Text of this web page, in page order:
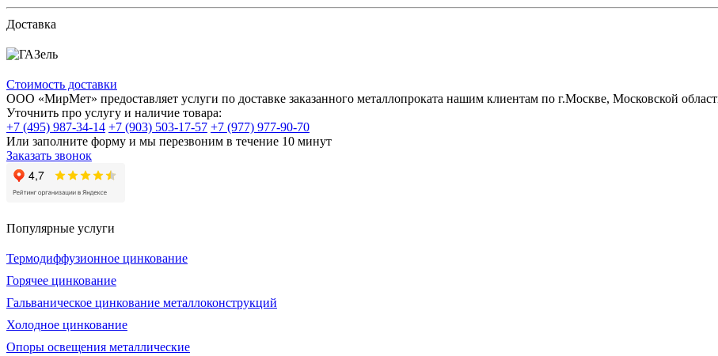
Доставка
Стоимость доставки
ООО «МирМет» предоставляет услуги по доставке заказанного металлопроката нашим клиентам по г.Москве, Московской
Уточнить про услугу и наличие товара:
+7 (495) 987-34-14 +7 (903) 503-17-57 +7 (977) 977-90-70
Или заполните форму и мы перезвоним в течение 10 минут
Заказать звонок
Популярные услуги
Термодиффузионное цинкование
Горячее цинкование
Гальваническое цинкование металлоконструкций
Холодное цинкование
Опоры освещения металлические